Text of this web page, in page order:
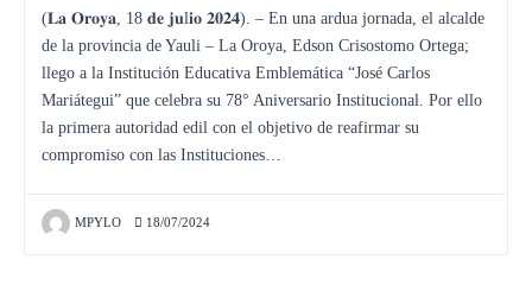
(𝐋𝐚 𝐎𝐫𝐨𝐲𝐚, 18 𝐝𝐞 𝐣𝐮l𝐢𝐨 𝟐𝟎𝟐𝟒). – En una ardua jornada, el alcalde
de la provincia de Yauli – La Oroya, Edson Crisostomo Ortega;
llego a la Institución Educativa Emblemática “José Carlos
Mariátegui” que celebra su 78° Aniversario Institucional. Por ello
la primera autoridad edil con el objetivo de reafirmar su
compromiso con las Instituciones…
MPYLO 18/07/2024